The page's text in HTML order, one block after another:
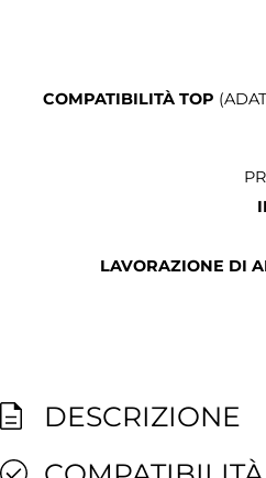
COMPATIBILITÀ TOP
LAVORAZIONE DI
DESCRIZIONE